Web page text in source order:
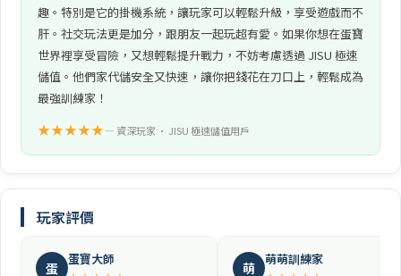
趣。特別是它的掛機系統，讓玩家可以輕鬆升級，享受遊戲而不
肝。社交玩法更是加分，跟朋友一起玩超有愛。如果你想在蛋寶
世界裡享受冒險，又想輕鬆提升戰力，不妨考慮透過 JISU 極速
儲值。他們家代儲安全又快速，讓你把錢花在刀口上，輕鬆成為
最強訓練家！
★★★★★— 資深玩家 • JISU 極速儲值用戶
玩家評價
蛋 蛋寶大師 萌 萌萌訓練家